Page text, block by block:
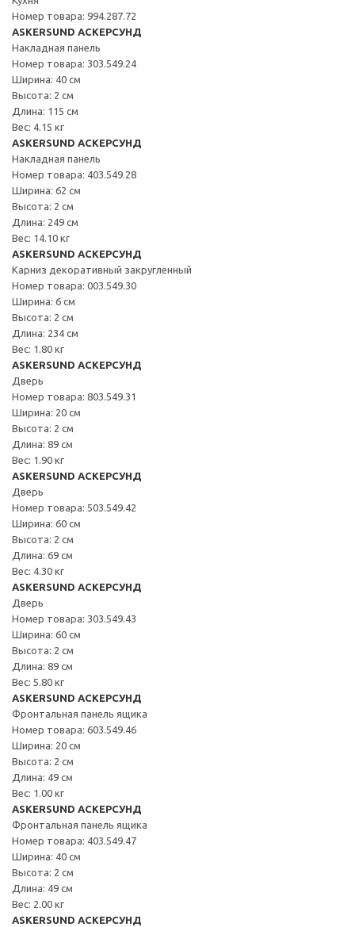
Номер товара: 994.287.72
ASKERSUND АСКЕРСУНД
Накладная панель
Номер товара: 303.549.24
Ширина: 40 см
Высота: 2 см
Длина: 115 см
Вес: 4.15 кг
ASKERSUND АСКЕРСУНД
Накладная панель
Номер товара: 403.549.28
Ширина: 62 см
Высота: 2 см
Длина: 249 см
Вес: 14.10 кг
ASKERSUND АСКЕРСУНД
Карниз декоративный закругленный
Номер товара: 003.549.30
Ширина: 6 см
Высота: 2 см
Длина: 234 см
Вес: 1.80 кг
ASKERSUND АСКЕРСУНД
Дверь
Номер товара: 803.549.31
Ширина: 20 см
Высота: 2 см
Длина: 89 см
Вес: 1.90 кг
ASKERSUND АСКЕРСУНД
Дверь
Номер товара: 503.549.42
Ширина: 60 см
Высота: 2 см
Длина: 69 см
Вес: 4.30 кг
ASKERSUND АСКЕРСУНД
Дверь
Номер товара: 303.549.43
Ширина: 60 см
Высота: 2 см
Длина: 89 см
Вес: 5.80 кг
ASKERSUND АСКЕРСУНД
Фронтальная панель ящика
Номер товара: 603.549.46
Ширина: 20 см
Высота: 2 см
Длина: 49 см
Вес: 1.00 кг
ASKERSUND АСКЕРСУНД
Фронтальная панель ящика
Номер товара: 403.549.47
Ширина: 40 см
Высота: 2 см
Длина: 49 см
Вес: 2.00 кг
ASKERSUND АСКЕРСУНД